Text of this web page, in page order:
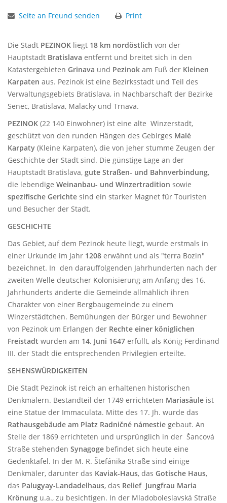
Seite an Freund senden Print
Die Stadt PEZINOK liegt 18 km nordöstlich von der
Hauptstadt Bratislava entfernt und breitet sich in den
Katastergebieten Grinava und Pezinok am Fuß der Kleinen
Karpaten aus. Pezinok ist eine Bezirksstadt und Teil des
Verwaltungsgebiets Bratislava, in Nachbarschaft der Bezirke
Senec, Bratislava, Malacky und Trnava.
PEZINOK (22 140 Einwohner) ist eine alte Winzerstadt,
geschützt von den runden Hängen des Gebirges Malé
Karpaty (Kleine Karpaten), die von jeher stumme Zeugen der
Geschichte der Stadt sind. Die günstige Lage an der
Hauptstadt Bratislava, gute Straßen- und Bahnverbindung,
die lebendige Weinanbau- und Winzertradition sowie
spezifische Gerichte sind ein starker Magnet für Touristen
und Besucher der Stadt.
GESCHICHTE
Das Gebiet, auf dem Pezinok heute liegt, wurde erstmals in
einer Urkunde im Jahr 1208 erwähnt und als "terra Bozin"
bezeichnet. In den darauffolgenden Jahrhunderten nach der
zweiten Welle deutscher Kolonisierung am Anfang des 16.
Jahrhunderts änderte die Gemeinde allmählich ihren
Charakter von einer Bergbaugemeinde zu einem
Winzerstädtchen. Bemühungen der Bürger und Bewohner
von Pezinok um Erlangen der Rechte einer königlichen
Freistadt wurden am 14. Juni 1647 erfüllt, als König Ferdinand
III. der Stadt die entsprechenden Privilegien erteilte.
SEHENSWÜRDIGKEITEN
Die Stadt Pezinok ist reich an erhaltenen historischen
Denkmälern. Bestandteil der 1749 errichteten Mariasäule ist
eine Statue der Immaculata. Mitte des 17. Jh. wurde das
Rathausgebäude am Platz Radničné námestie gebaut. An
Stelle der 1869 errichteten und ursprünglich in der Šancová
Straße stehenden Synagoge befindet sich heute eine
Gedenktafel. In der M. R. Štefánika Straße sind einige
Denkmäler, darunter das Kaviak-Haus, das Gotische Haus,
das Palugyay-Landadelhaus, das Relief Jungfrau Maria
Krönung u.a., zu besichtigen. In der Mladoboleslavská Straße